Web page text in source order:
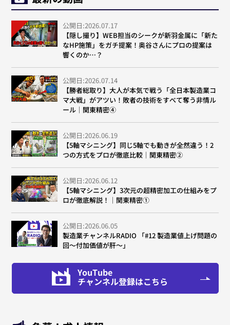
公開日:2026.07.17
【隠し撮り】WEB担当のシークが新羽金属に「新た
なHP施策」をガチ提案！奥谷さんにプロの提案は
響くのか…？
公開日:2026.07.14
【勝者総取り】大人が本気で戦う「全日本製造業コ
マ大戦」がアツい！敗者の技術をすべて奪う非情ル
ール｜関東精密④
公開日:2026.06.19
【5軸マシニング】同じ5軸でも動きが全然違う！2
つの方式をプロが徹底比較｜関東精密②
公開日:2026.06.12
【5軸マシニング】3次元の超精密加工の仕組みをプ
ロが徹底解説！｜関東精密①
公開日:2026.06.05
製造業チャンネルRADIO 「#12 製造業値上げ問題の
回～付加価値が肝～」
YouTube
チャンネル登録はこちら